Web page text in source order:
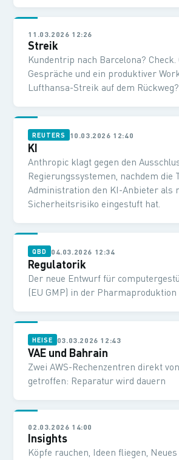
11.03.2026 12:26
Streik
Kundentrip nach Barcelona? Check.
Gespräche und ein produktiver
Lufthansa-Streik auf dem
REUTERS 10.03.2026 12:40
KI
Anthropic klagt gegen den
Regierungssystemen, nachdem die
Administration den KI-Anbieter als
Sicherheitsrisiko eingestuft hat.
QBD 04.03.2026 12:34
Regulatorik
Der neue Entwurf für
(EU GMP) in der Pharmaproduktion
HEISE 03.03.2026 12:43
VAE und Bahrain
Zwei AWS-Rechenzentren direkt
getroffen: Reparatur wird dauern
02.03.2026 14:00
Insights
Köpfe rauchen, Ideen fliegen,